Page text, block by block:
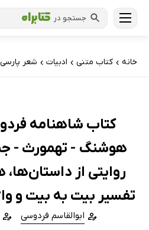
جستجو در
خانه › کتاب‌ متنی › ادبیات › شعر پارسی
کتاب شاهنامه
هوشنگ - تهمورث -
روایتی از داستان‌ها،
تفسیر بیت به بیت و
ابوالقاسم فردوسی